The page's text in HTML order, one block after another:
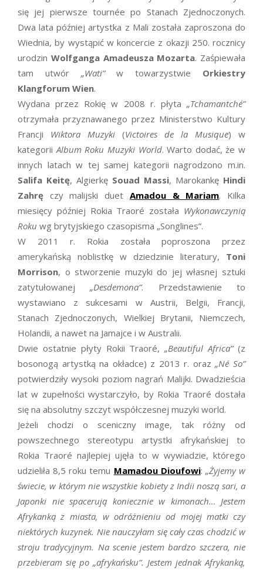
się jej pierwsze tournée po Stanach Zjednoczonych.
Dwa lata później artystka z Mali została zaproszona do
Wiednia, by wystąpić w koncercie z okazji 250. rocznicy
urodzin Wolfganga Amadeusza Mozarta. Zaśpiewała
tam utwór „Wati”w towarzystwie Orkiestry
Klangforum Wien.
Wydana przez Rokię w 2008 r. płyta „Tchamantché”
otrzymała przyznawanego przez Ministerstwo Kultury
Francji Wiktora Muzyki (Victoires de la Musique) w
kategoriiAlbum Roku Muzyki World. Warto dodać, że w
innych latach w tej samej kategorii nagrodzono m.in.
Salifa Keitę, Algierkę Souad Massi, Marokankę Hindi
Zahrę czy malijski duet Amadou & Mariam. Kilka
miesięcy później Rokia Traoré została Wykonawczynią
Roku wg brytyjskiego czasopisma „Songlines”.
W 2011 r. Rokia została poproszona przez
amerykańską noblistkę w dziedzinie literatury, Toni
Morrison, o stworzenie muzyki do jej własnej sztuki
zatytułowanej„Desdemona”. Przedstawienie to
wystawiano z sukcesami w Austrii, Belgii, Francji,
Stanach Zjednoczonych, Wielkiej Brytanii, Niemczech,
Holandii, a nawet na Jamajce i w Australii.
Dwie ostatnie płyty Rokii Traoré,„Beautiful Africa”(z
bosonogą artystką na okładce) z 2013 r. oraz„Né So”
potwierdziły wysoki poziom nagrań Malijki. Dwadzieścia
lat w zupełności wystarczyło, by Rokia Traoré dostała
się na absolutny szczyt współczesnej muzyki world.
Jeżeli chodzi o sceniczny image, tak różny od
powszechnego stereotypu artystki afrykańskiej to
Rokia Traoré najlepiej ujęła to w wywiadzie, którego
udzieliła 8,5 roku temu Mamadou Dioufowi: „Żyjemy w
świecie, w którym nie wszystkie kobiety z Indii noszą sari, a
Japonki nie spacerują koniecznie w kimonach… Jestem
Afrykanką z miasta, w odróżnieniu od mojej matki czy
niektórych kuzynek. Nie nauczyłam się cały czas chodzić w
stroju tradycyjnym. Na scenie jestem bardzo szczera, nie
przebieram się po „afrykańsku”. Jestem jednak Afrykanką,